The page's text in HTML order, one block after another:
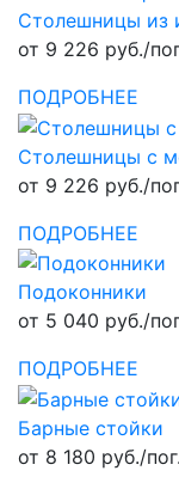
Столешницы из
от 9 226 руб./
ПОДРОБНЕЕ
Столешницы с
от 9 226 руб./
ПОДРОБНЕЕ
Подоконники
от 5 040 руб./
ПОДРОБНЕЕ
Барные стойки
от 8 180 руб./